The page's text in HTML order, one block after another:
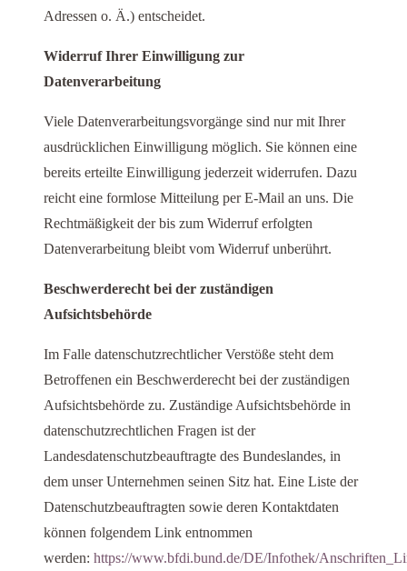
Adressen o. Ä.) entscheidet.
Widerruf Ihrer Einwilligung zur
Datenverarbeitung
Viele Datenverarbeitungsvorgänge sind nur mit Ihrer
ausdrücklichen Einwilligung möglich. Sie können eine
bereits erteilte Einwilligung jederzeit widerrufen. Dazu
reicht eine formlose Mitteilung per E-Mail an uns. Die
Rechtmäßigkeit der bis zum Widerruf erfolgten
Datenverarbeitung bleibt vom Widerruf unberührt.
Beschwerderecht bei der zuständigen
Aufsichtsbehörde
Im Falle datenschutzrechtlicher Verstöße steht dem
Betroffenen ein Beschwerderecht bei der zuständigen
Aufsichtsbehörde zu. Zuständige Aufsichtsbehörde in
datenschutzrechtlichen Fragen ist der
Landesdatenschutzbeauftragte des Bundeslandes, in
dem unser Unternehmen seinen Sitz hat. Eine Liste der
Datenschutzbeauftragten sowie deren Kontaktdaten
können folgendem Link entnommen
werden: https://www.bfdi.bund.de/DE/Infothek/